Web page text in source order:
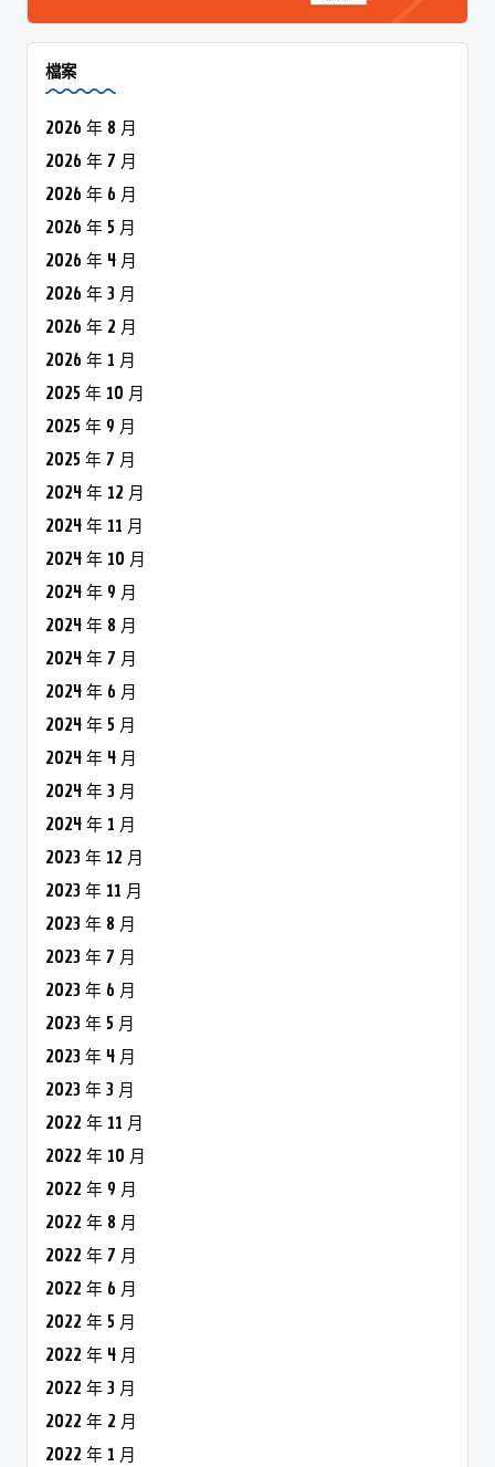
檔案
2026 年 8 月
2026 年 7 月
2026 年 6 月
2026 年 5 月
2026 年 4 月
2026 年 3 月
2026 年 2 月
2026 年 1 月
2025 年 10 月
2025 年 9 月
2025 年 7 月
2024 年 12 月
2024 年 11 月
2024 年 10 月
2024 年 9 月
2024 年 8 月
2024 年 7 月
2024 年 6 月
2024 年 5 月
2024 年 4 月
2024 年 3 月
2024 年 1 月
2023 年 12 月
2023 年 11 月
2023 年 8 月
2023 年 7 月
2023 年 6 月
2023 年 5 月
2023 年 4 月
2023 年 3 月
2022 年 11 月
2022 年 10 月
2022 年 9 月
2022 年 8 月
2022 年 7 月
2022 年 6 月
2022 年 5 月
2022 年 4 月
2022 年 3 月
2022 年 2 月
2022 年 1 月